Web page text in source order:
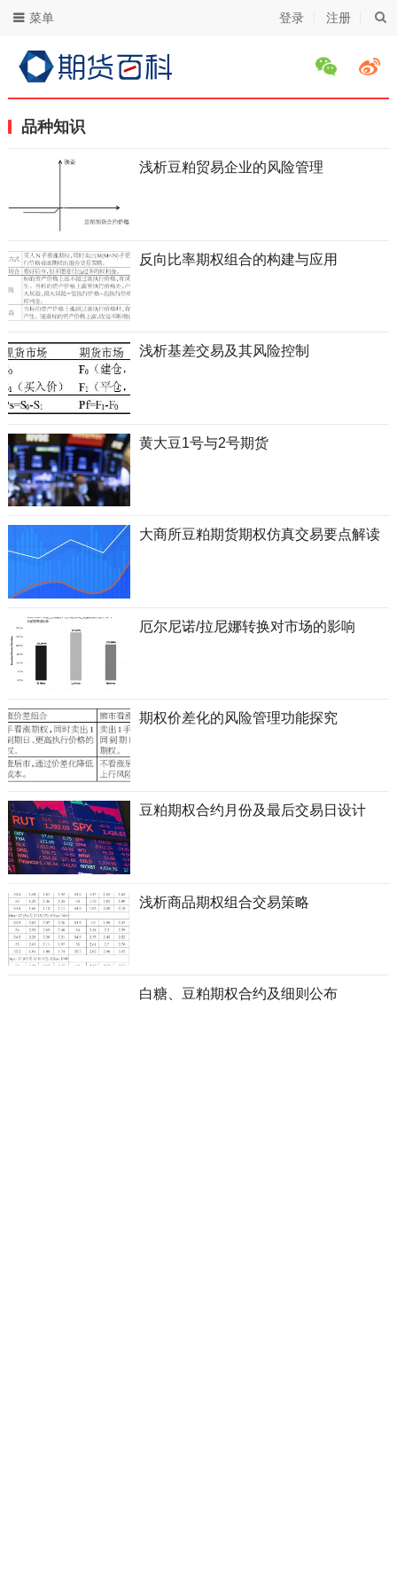
登录 注册
菜单
品种知识
浅析豆粕贸易企业的风险管理
反向比率期权组合的构建与应用
浅析基差交易及其风险控制
黄大豆1号与2号期货
大商所豆粕期货期权仿真交易要点解读
厄尔尼诺/拉尼娜转换对市场的影响
期权价差化的风险管理功能探究
豆粕期权合约月份及最后交易日设计
浅析商品期权组合交易策略
白糖、豆粕期权合约及细则公布